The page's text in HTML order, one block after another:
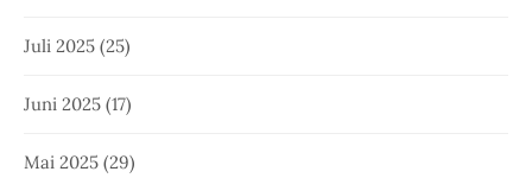
Juli 2025 (25)
Juni 2025 (17)
Mai 2025 (29)